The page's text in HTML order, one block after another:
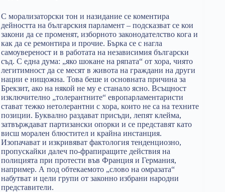
С морализаторски тон и назидание се коментира
дейността на българския парламент – подсказват се кои
закони да се променят, изборното законодателство кога и
как да се ремонтира и прочие. Бърка се с нагла
самоувереност и в работата на независимия български
съд. С една дума: „яко шокане на ряпата“ от хора, чиято
легитимност да се месят в живота на граждани на други
нации е нищожна. Това беше и основната причина за
Брекзит, ако на някой не му е станало ясно. Всъщност
изключително „толерантните“ европарламентаристи
стават тежко нетолерантни с хора, които не са на техните
позиции. Буквално раздават присъди, лепят клейма,
затвърждават партизански опорки и се представят като
висш морален блюстител и крайна инстанция.
Изопачават и изкривяват фактология тенденциозно,
пропускайки далеч по-фрапиращите действия на
полицията при протести във Франция и Германия,
например. А под обтекаемото „слово на омразата“
набутват и цели групи от законно избрани народни
представители.